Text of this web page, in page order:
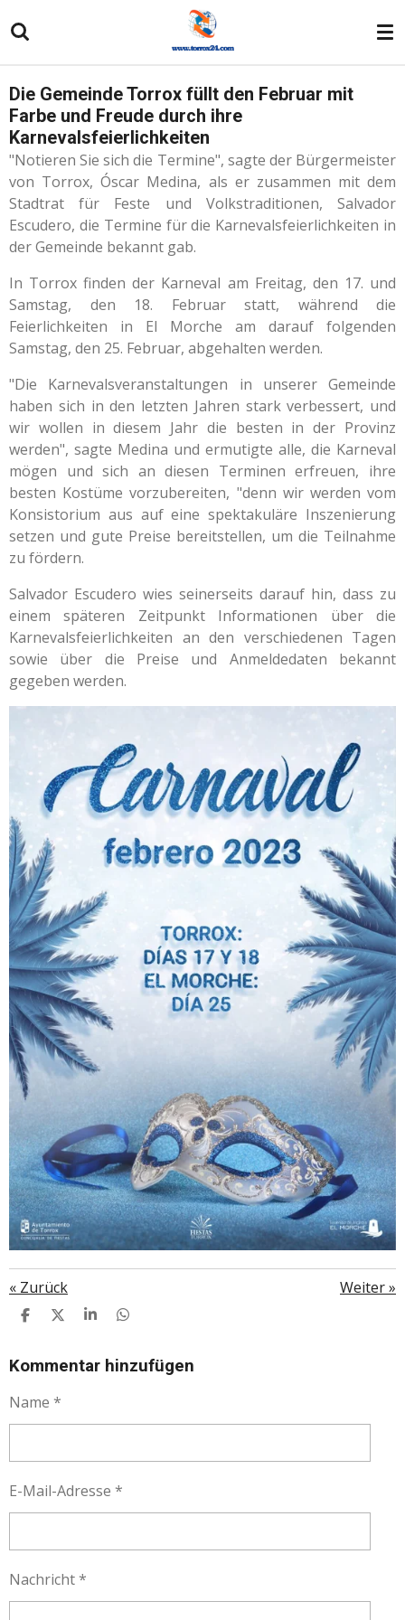
Hauptinhalt
Die Gemeinde Torrox füllt den Februar mit
Farbe und Freude durch ihre
Karnevalsfeierlichkeiten
"Notieren Sie sich die Termine", sagte der Bürgermeister
von Torrox, Óscar Medina, als er zusammen mit dem
Stadtrat für Feste und Volkstraditionen, Salvador
Escudero, die Termine für die Karnevalsfeierlichkeiten in
der Gemeinde bekannt gab.
In Torrox finden der Karneval am Freitag, den 17. und
Samstag, den 18. Februar statt, während die
Feierlichkeiten in El Morche am darauf folgenden
Samstag, den 25. Februar, abgehalten werden.
"Die Karnevalsveranstaltungen in unserer Gemeinde
haben sich in den letzten Jahren stark verbessert, und
wir wollen in diesem Jahr die besten in der Provinz
werden", sagte Medina und ermutigte alle, die Karneval
mögen und sich an diesen Terminen erfreuen, ihre
besten Kostüme vorzubereiten, "denn wir werden vom
Konsistorium aus auf eine spektakuläre Inszenierung
setzen und gute Preise bereitstellen, um die Teilnahme
zu fördern.
Salvador Escudero wies seinerseits darauf hin, dass zu
einem späteren Zeitpunkt Informationen über die
Karnevalsfeierlichkeiten an den verschiedenen Tagen
sowie über die Preise und Anmeldedaten bekannt
gegeben werden.
« Zurück Weiter»
T
L
T
L
N
T
L
T
L
Kommentar hinzufügen
Name *
E-Mail-Adresse *
Nachricht *